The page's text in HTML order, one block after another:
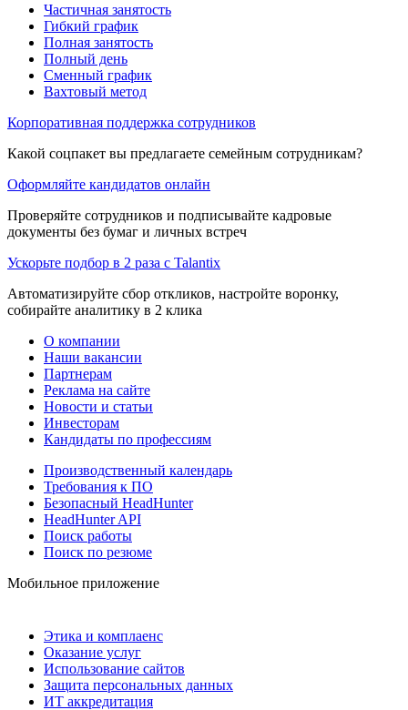
Частичная занятость
Гибкий график
Полная занятость
Полный день
Сменный график
Вахтовый метод
Корпоративная поддержка сотрудников
Какой соцпакет вы предлагаете семейным сотрудникам?
Оформляйте кандидатов онлайн
Проверяйте сотрудников и подписывайте кадровые
документы без бумаг и личных встреч
Ускорьте подбор в 2 раза с Talantix
Автоматизируйте сбор откликов, настройте воронку,
собирайте аналитику в 2 клика
О компании
Наши вакансии
Партнерам
Реклама на сайте
Новости и статьи
Инвесторам
Кандидаты по профессиям
Производственный календарь
Требования к ПО
Безопасный HeadHunter
HeadHunter API
Поиск работы
Поиск по резюме
Мобильное приложение
Этика и комплаенс
Оказание услуг
Использование сайтов
Защита персональных данных
ИТ аккредитация